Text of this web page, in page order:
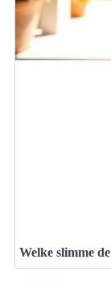
Welke slimme